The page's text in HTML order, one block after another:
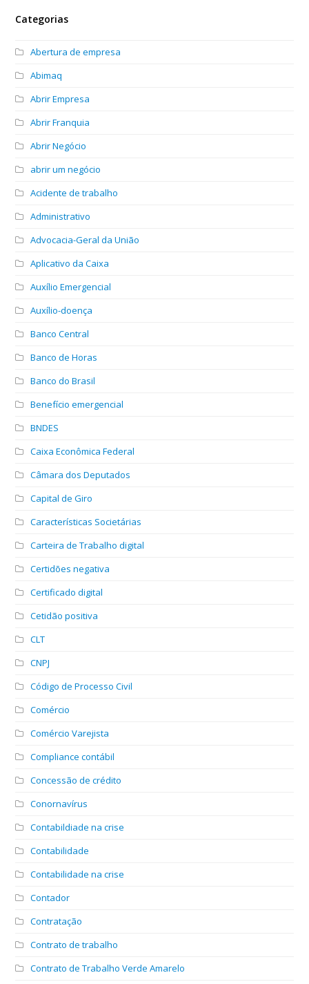
Categorias
Abertura de empresa
Abimaq
Abrir Empresa
Abrir Franquia
Abrir Negócio
abrir um negócio
Acidente de trabalho
Administrativo
Advocacia-Geral da União
Aplicativo da Caixa
Auxílio Emergencial
Auxílio-doença
Banco Central
Banco de Horas
Banco do Brasil
Benefício emergencial
BNDES
Caixa Econômica Federal
Câmara dos Deputados
Capital de Giro
Características Societárias
Carteira de Trabalho digital
Certidões negativa
Certificado digital
Cetidão positiva
CLT
CNPJ
Código de Processo Civil
Comércio
Comércio Varejista
Compliance contábil
Concessão de crédito
Conornavírus
Contabildiade na crise
Contabilidade
Contabilidade na crise
Contador
Contratação
Contrato de trabalho
Contrato de Trabalho Verde Amarelo